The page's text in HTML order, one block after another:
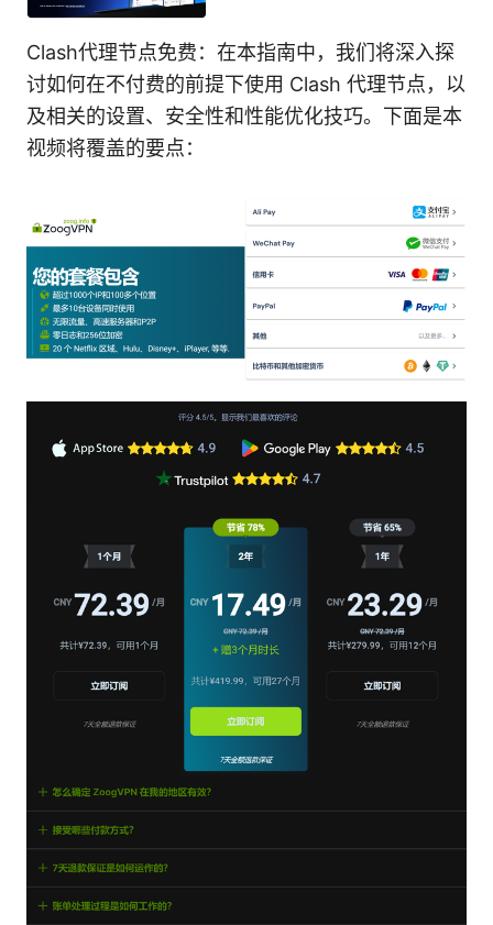
Clash代理节点免费：在本指南中，我们将深入探
讨如何在不付费的前提下使用 Clash 代理节点，以
及相关的设置、安全性和性能优化技巧。下面是本
视频将覆盖的要点：